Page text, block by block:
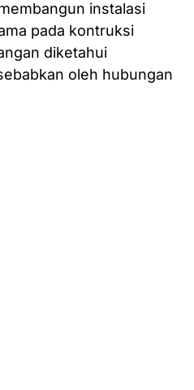
instalasi
pada kontruksi
diketahui
oleh hubungan